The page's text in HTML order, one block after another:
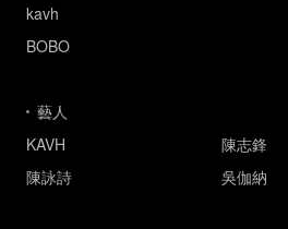
kavh
BOBO
藝人
KAVH
陳志鋒
陳詠詩
吳伽納